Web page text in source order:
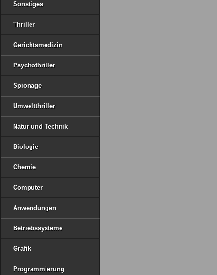
Sonstiges
Thriller
Gerichtsmedizin
Psychothriller
Spionage
Umweltthriller
Natur und Technik
Biologie
Chemie
Computer
Anwendungen
Betriebssysteme
Grafik
Programmierung